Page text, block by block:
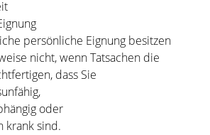
persönliche Eignung besitzen
nicht, wenn Tatsachen die
dass Sie
oder
krank sind.